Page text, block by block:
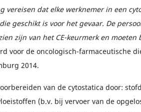
vereisen dat elke werknemer in een
geschikt is voor het gevaar. De
zijn van het CE-keurmerk en moeten
voor de oncologisch-farmaceutische
2014.
van de cytostatica door:
(b.v. bij vervoer van de